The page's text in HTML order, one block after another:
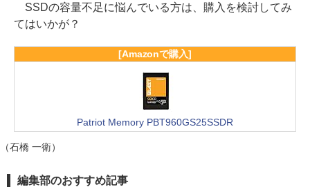
SSDの容量不足に悩んでいる方は、購入を検討してみ
てはいかが？
[Amazonで購入]
Patriot Memory PBT960GS25SSDR
（石橋 一衛）
編集部のおすすめ記事